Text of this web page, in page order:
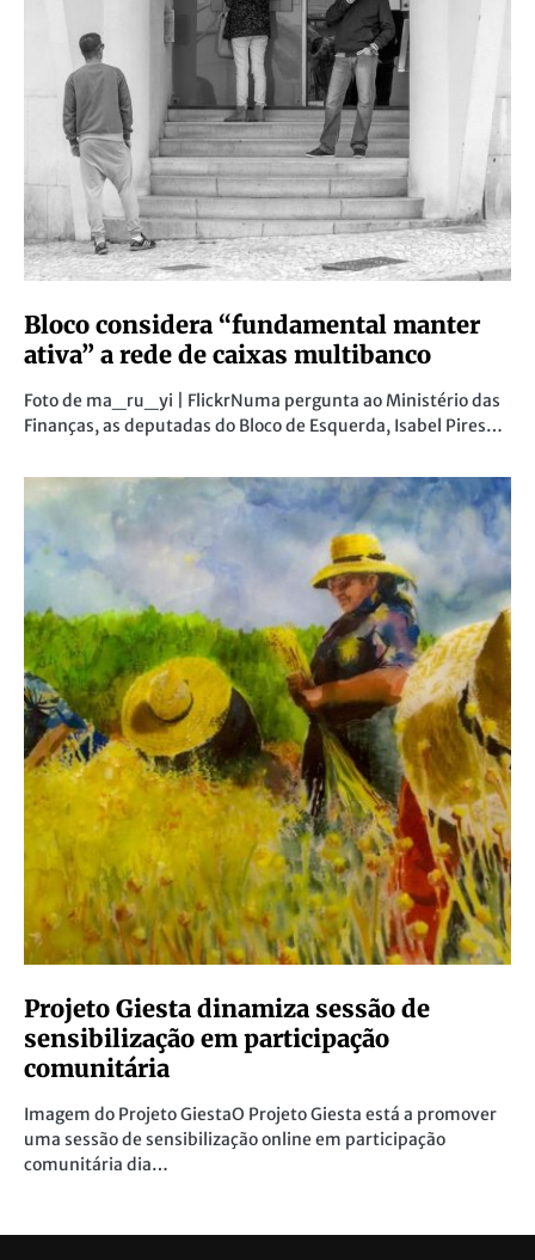
Bloco considera “fundamental manter
ativa” a rede de caixas multibanco
Foto de ma_ru_yi | FlickrNuma pergunta ao Ministério das
Finanças, as deputadas do Bloco de Esquerda, Isabel Pires…
Projeto Giesta dinamiza sessão de
sensibilização em participação
comunitária
Imagem do Projeto GiestaO Projeto Giesta está a promover
uma sessão de sensibilização online em participação
comunitária dia…